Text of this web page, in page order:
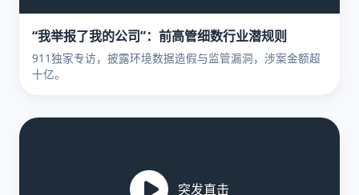
“我举报了我的公司”：前高管细数行业潜规则
911独家专访，披露环境数据造假与监管漏洞，涉案金额超
十亿。
突发直击